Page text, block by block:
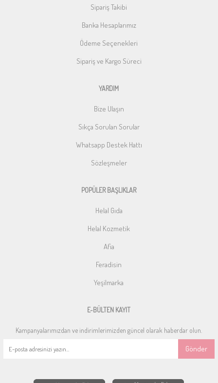
Sipariş Takibi
Banka Hesaplarımız
Ödeme Seçenekleri
Sipariş ve Kargo Süreci
YARDIM
Bize Ulaşın
Sıkça Sorulan Sorular
Whatsapp Destek Hattı
Sözleşmeler
POPÜLER BAŞLIKLAR
Helal Gıda
Helal Kozmetik
Afia
Feradisin
Yeşilmarka
E-BÜLTEN KAYIT
Kampanyalarımızdan ve indirimlerimizden güncel olarak haberdar olun.
Gönder